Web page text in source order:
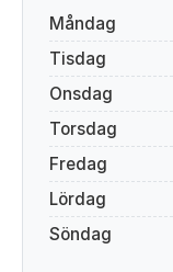
Måndag
Tisdag
Onsdag
Torsdag
Fredag
Lördag
Söndag